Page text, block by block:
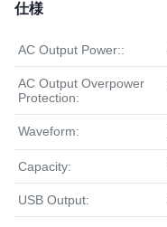
仕様
AC Output Power::
AC Output Overpower
Protection:
Waveform:
Capacity:
USB Output: